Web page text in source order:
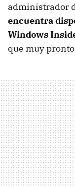
administrador
encuentra
Windows
que muy